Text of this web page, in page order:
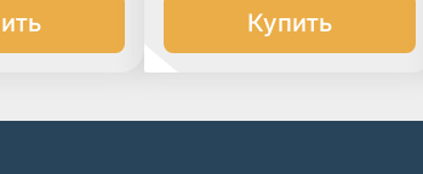
Купить